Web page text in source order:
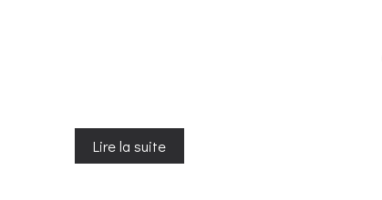
Lire la suite